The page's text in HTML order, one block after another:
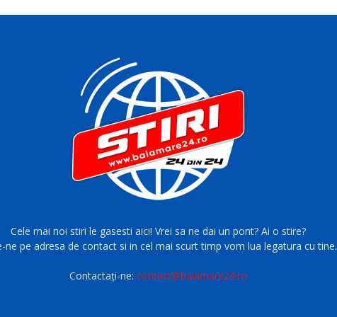
Cele mai noi stiri le gasesti aici! Vrei sa ne dai un pont? Ai o stire?
ne pe adresa de contact si in cel mai scurt timp vom lua legatura cu tine.
Contactați-ne:contact@baiamare24.ro